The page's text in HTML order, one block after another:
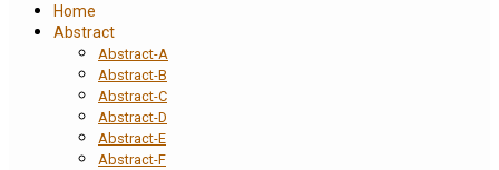
Home
Abstract
Abstract-A
Abstract-B
Abstract-C
Abstract-D
Abstract-E
Abstract-F